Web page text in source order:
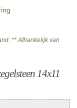
** Afhankelijk van
14x11